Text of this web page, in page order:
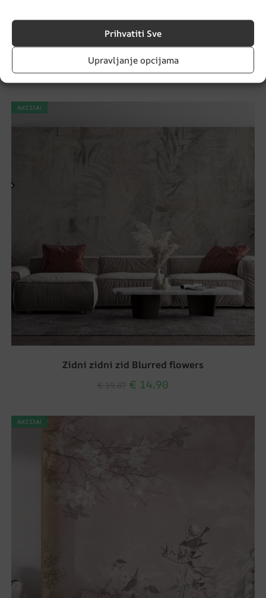
Prihvatiti Sve
Upravljanje opcijama
Zidni mural Pink Garden
€19.87 €14.90
AKCIJA!
Zidni zidni zid Blurred flowers
€ 14.90
AKCIJA!